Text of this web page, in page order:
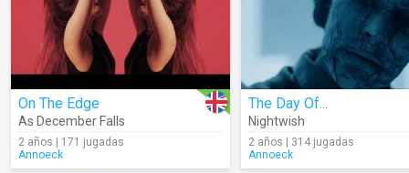
On The Edge
As December Falls
2 años | 171 jugadas
Annoeck
The Day Of...
Nightwish
2 años | 314 jugadas
Annoeck